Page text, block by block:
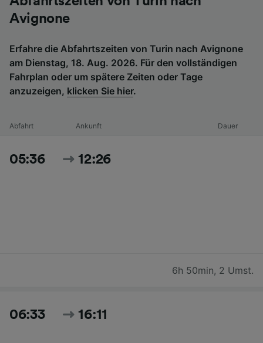
Avignone
Erfahre die Abfahrtszeiten von Turin nach Avignone
am Dienstag, 18. Aug. 2026. Für den vollständigen
Fahrplan oder um spätere Zeiten oder Tage
anzuzeigen, klicken Sie hier.
Abfahrt Ankunft Dauer
05:36 12:26
6h 50min, 2 Umst.
06:33 16:11